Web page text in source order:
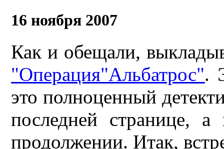
16 ноября 2007
Как и обещали,
"Операция"Альбатрос".
это полноценный
последней странице,
продолжении. Итак,